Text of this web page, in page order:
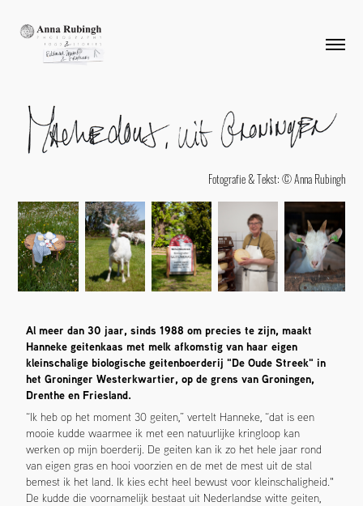
Fotografie & Tekst: © Anna Rubingh
Al meer dan 30 jaar, sinds 1988 om precies te zijn, maakt
Hanneke geitenkaas met melk afkomstig van haar eigen
kleinschalige biologische geitenboerderij "De Oude Streek" in
het Groninger Westerkwartier, op de grens van Groningen,
Drenthe en Friesland.
“Ik heb op het moment 30 geiten,” vertelt Hanneke, “dat is een
mooie kudde waarmee ik met een natuurlijke kringloop kan
werken op mijn boerderij. De geiten kan ik zo het hele jaar rond
van eigen gras en hooi voorzien en de met de mest uit de stal
bemest ik het land. Ik kies echt heel bewust voor kleinschaligheid."
De kudde die voornamelijk bestaat uit Nederlandse witte geiten,